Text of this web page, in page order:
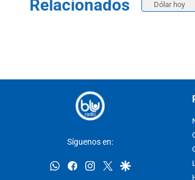
Relacionados Dólar hoy
Síguenos en:
whatsappfacebookinstagram
twittergoogle